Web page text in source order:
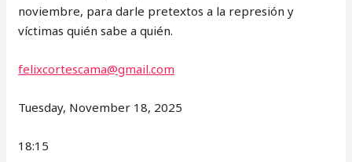
noviembre, para darle pretextos a la represión y
víctimas quién sabe a quién.
felixcortescama@gmail.com
Tuesday, November 18, 2025
18:15